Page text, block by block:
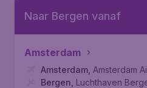
Naar Bergen vanaf
Amsterdam
Amsterdam Amsterdam
Bergen Luchthaven